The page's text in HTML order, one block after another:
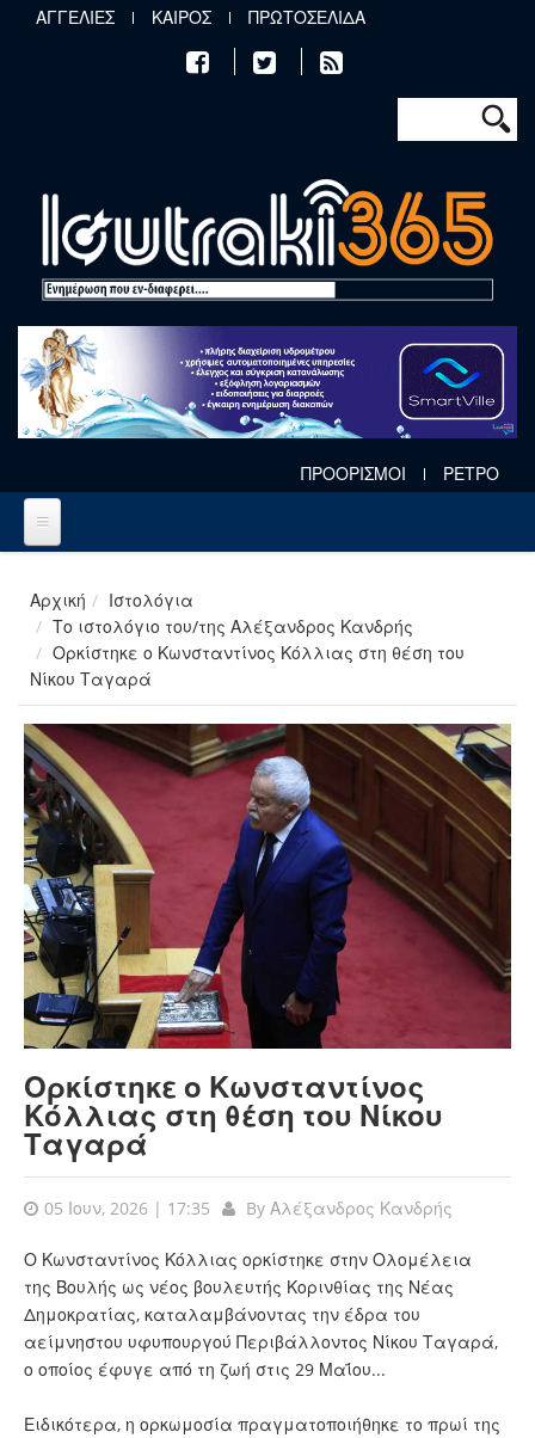
Παράκαμψη προς το κυρίως περιεχόμενο
ΑΓΓΕΛΙΕΣ ΚΑΙΡΟΣ ΠΡΩΤΟΣΕΛΙΔΑ
Φόρμα
Αναζήτηση
ΠΡΟΟΡΙΣΜΟΙ ΡΕΤΡΟ
Αρχική
Ιστολόγια
Το ιστολόγιο του/της Αλέξανδρος Κανδρής
Ορκίστηκε ο Κωνσταντίνος Κόλλιας στη θέση του
Νίκου Ταγαρά
Ορκίστηκε ο Κωνσταντίνος
Κόλλιας στη θέση του Νίκου
Ταγαρά
05 Ιουν, 2026 | 17:35 By Αλέξανδρος Κανδρής
Ο Κωνσταντίνος Κόλλιας ορκίστηκε στην Ολομέλεια
της Βουλής ως νέος βουλευτής Κορινθίας της Νέας
Δημοκρατίας, καταλαμβάνοντας την έδρα του
αείμνηστου υφυπουργού Περιβάλλοντος Νίκου Ταγαρά,
ο οποίος έφυγε από τη ζωή στις 29 Μαΐου...
Ειδικότερα, η ορκωμοσία πραγματοποιήθηκε το πρωί της